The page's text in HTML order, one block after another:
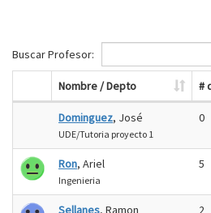
Buscar Profesor:
Nombre / Depto #
Dominguez, José
UDE/Tutoria proyecto 1
0
Ron, Ariel
Ingenieria
5
Sellanes, Ramon 2